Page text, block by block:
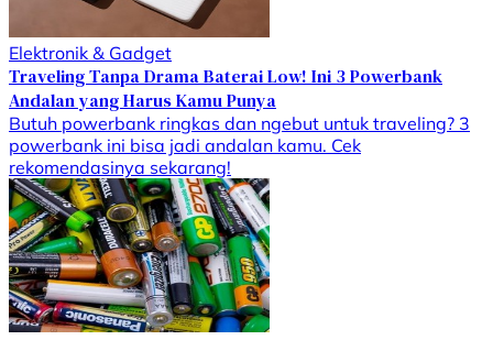
Elektronik & Gadget
Traveling Tanpa Drama Baterai Low! Ini 3 Powerbank
Andalan yang Harus Kamu Punya
Butuh powerbank ringkas dan ngebut untuk traveling? 3
powerbank ini bisa jadi andalan kamu. Cek
rekomendasinya sekarang!